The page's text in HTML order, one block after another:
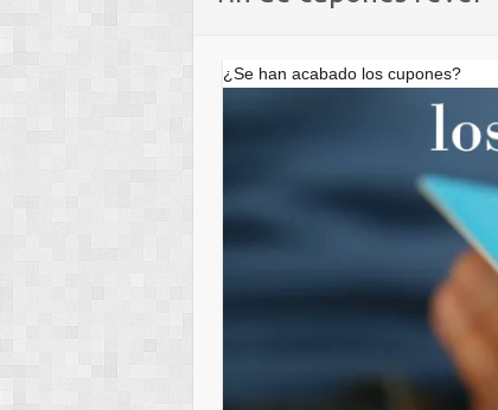
¿Se han acabado los cupones?